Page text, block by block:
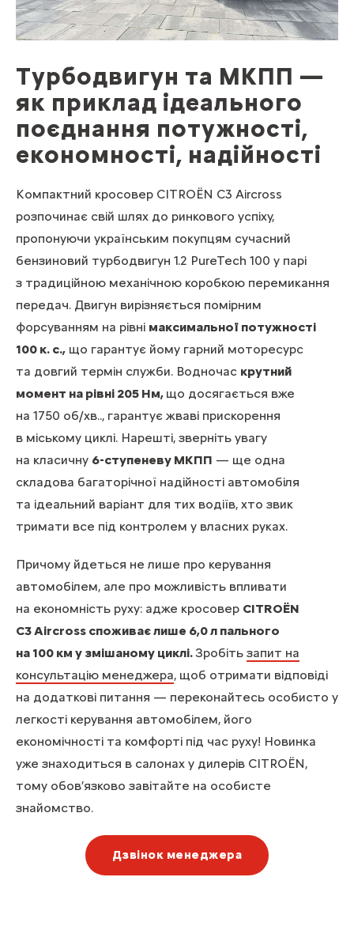
Турбодвигун та МКПП —
як приклад ідеального
поєднання потужності,
економності, надійності
Компактний кросовер CITROЁN C3 Aircross
розпочинає свій шлях до ринкового успіху,
пропонуючи українським покупцям сучасний
бензиновий турбодвигун 1.2 PureTech 100 у парі
з традиційною механічною коробкою перемикання
передач. Двигун вирізняється помірним
форсуванням на рівні максимальної потужності
100 к. с., що гарантує йому гарний моторесурс
та довгий термін служби. Водночас крутний
момент на рівні 205 Нм, що досягається вже
на 1750 об/хв.., гарантує жваві прискорення
в міському циклі. Нарешті, зверніть увагу
на класичну 6-ступеневу МКПП — ще одна
складова багаторічної надійності автомобіля
та ідеальний варіант для тих водіїв, хто звик
тримати все під контролем у власних руках.
Причому йдеться не лише про керування
автомобілем, але про можливість впливати
на економність руху: адже кросовер CITROЁN
C3 Aircross споживає лише 6,0 л пального
на 100 км у змішаному циклі.Зробіть запит на
консультацію менеджера, щоб отримати відповіді
на додаткові питання — переконайтесь особисто у
легкості керування автомобілем, його
економічності та комфорті під час руху! Новинка
уже знаходиться в салонах у дилерів CITROЁN,
тому обов’язково завітайте на особисте
знайомство.
Дзвінок менеджера